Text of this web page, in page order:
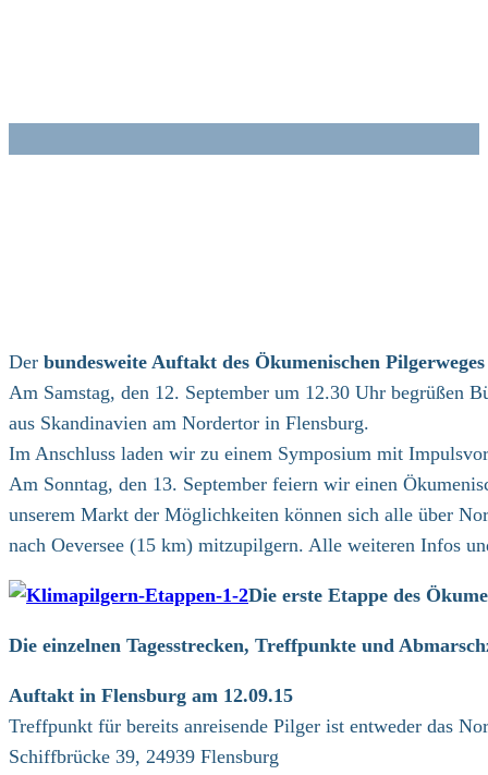
Der bundesweite Auftakt des Ökumenischen
Am Samstag, den 12. September um 12.30 Uhr begrüßen
aus Skandinavien am Nordertor in Flensburg.
Im Anschluss laden wir zu einem Symposium mit
Am Sonntag, den 13. September feiern wir einen
unserem Markt der Möglichkeiten können sich alle über
nach Oeversee (15 km) mitzupilgern. Alle weiteren Infos
Die erste Etappe des
Die einzelnen Tagesstrecken, Treffpunkte und
Auftakt in Flensburg am 12.09.15
Treffpunkt für bereits anreisende Pilger ist entweder das
Schiffbrücke 39, 24939 Flensburg